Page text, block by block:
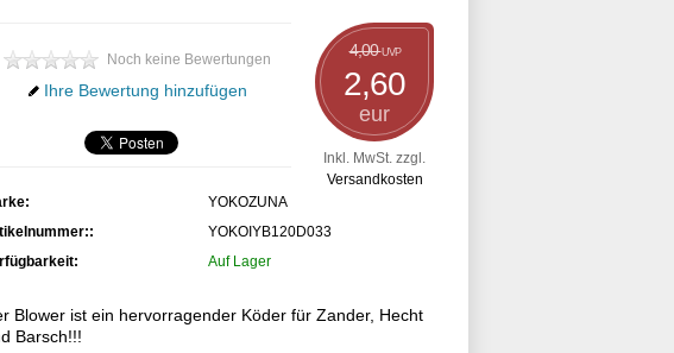
4,00UVP
2,60
eur
Inkl. MwSt. zzgl.
Versandkosten
Noch keine Bewertungen
Ihre Bewertung hinzufügen
YOKOZUNA
YOKOIYB120D033
Auf Lager
Blower ist ein hervorragender Köder für Zander, Hecht
Barsch!!!